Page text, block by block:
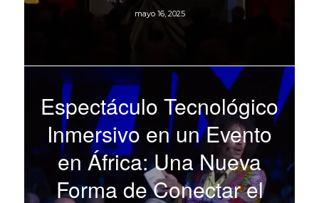
mayo 16, 2025
Espectáculo Tecnológico
Inmersivo en un Evento
en África: Una Nueva
Forma de Conectar el